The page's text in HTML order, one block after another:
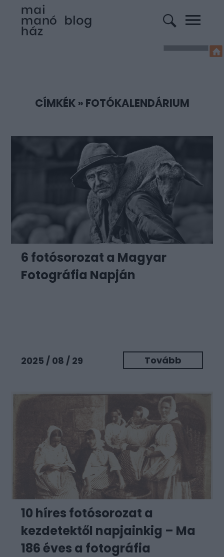
CÍMKÉK» FOTÓKALENDÁRIUM
6 fotósorozat a Magyar
Fotográfia Napján
2025 / 08 / 29 Tovább
10 híres fotósorozat a
kezdetektől napjainkig – Ma
186 éves a fotográfia